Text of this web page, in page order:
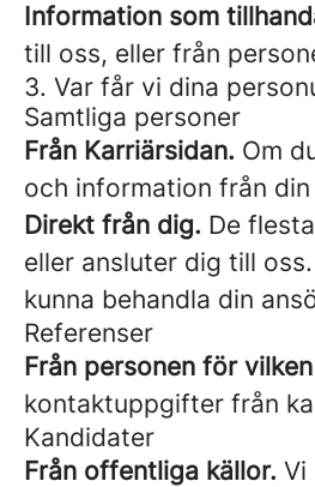
Information som
till oss, eller från
3. Var får vi dina
Samtliga personer
Från Karriärsidan. Om
och information från din
Direkt från dig. De
eller ansluter dig till
kunna behandla din
Referenser
Från personen för
kontaktuppgifter från
Kandidater
Från offentliga källor. Vi